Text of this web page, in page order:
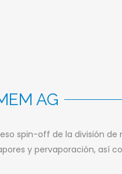
AG
spin-off de la división de
y pervaporación, así